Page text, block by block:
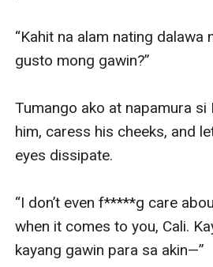
“Kahit na alam nating dalawa
gusto mong gawin?”
Tumango ako at napamura si
him, caress his cheeks, and
eyes dissipate.
“I don’t even f*****g care
when it comes to you, Cali.
kayang gawin para sa akin—”